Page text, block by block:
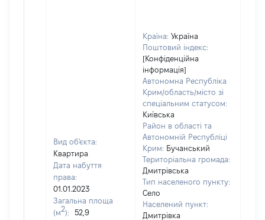
Вид об'єкта:
Квартира
Дата набуття
права:
01.01.2023
Загальна площа
(м2):
52,9
Країна: Україна
Поштовий індекс:
[Конфіденційна
інформація]
Автономна Республіка
Крим/область/місто зі
спеціальним статусом:
Київська
Район в області та
Автономній Республіці
Крим: Бучанський
Територіальна громада:
Дмитрівська
Тип населеного пункту:
Село
Населений пункт:
Дмитрівка